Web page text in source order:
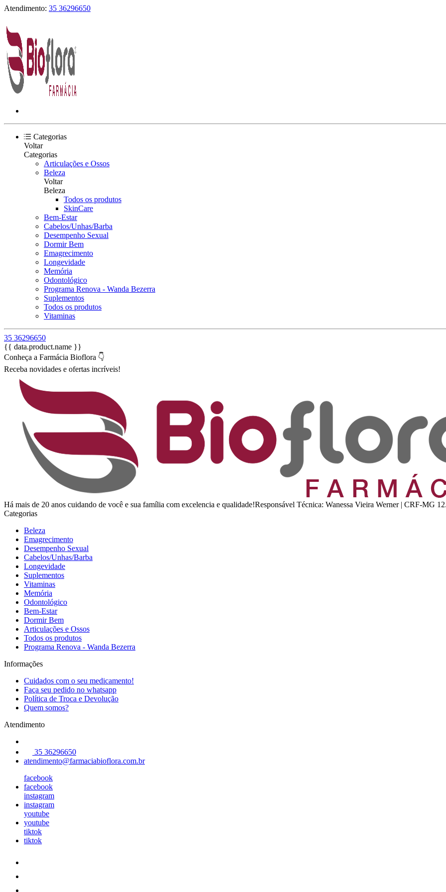
Atendimento: 35 36296650
Categorias
Voltar
Categorias
Articulações e Ossos
Beleza
Voltar
Beleza
Todos os produtos
SkinCare
Bem-Estar
Cabelos/Unhas/Barba
Desempenho Sexual
Dormir Bem
Emagrecimento
Longevidade
Memória
Odontológico
Programa Renova - Wanda Bezerra
Suplementos
Todos os produtos
Vitaminas
35 36296650
{{ data.product.name }}
Conheça a Farmácia Bioflora 👇
Receba novidades e ofertas incríveis!
Há mais de 20 anos cuidando de você e sua família com excelencia e qualidade!Responsável Técnica: Wanessa Vieira Werner | CRF-MG
Categorias
Beleza
Emagrecimento
Desempenho Sexual
Cabelos/Unhas/Barba
Longevidade
Suplementos
Vitaminas
Memória
Odontológico
Bem-Estar
Dormir Bem
Articulações e Ossos
Todos os produtos
Programa Renova - Wanda Bezerra
Informações
Cuidados com o seu medicamento!
Faça seu pedido no whatsapp
Política de Troca e Devolução
Quem somos?
Atendimento
35 36296650
atendimento@farmaciabioflora.com.br
facebook
facebook
instagram
instagram
youtube
youtube
tiktok
tiktok